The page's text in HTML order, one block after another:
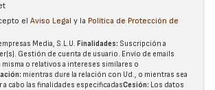
el Aviso Legal y la Política de Protección de
Media, S.L.U. Finalidades: Suscripción a
Gestión de cuenta de usuario. Envío de emails
o relativos a intereses similares o
mientras dure la relación con Ud., o mientras sea
a cabo las finalidades especificadasCesión: Los datos